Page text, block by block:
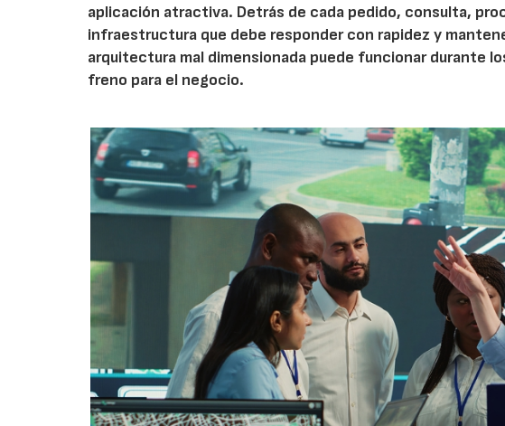
aplicación atractiva. Detrás de cada pedido, consulta,
infraestructura que debe responder con rapidez y
arquitectura mal dimensionada puede funcionar durante
freno para el negocio.